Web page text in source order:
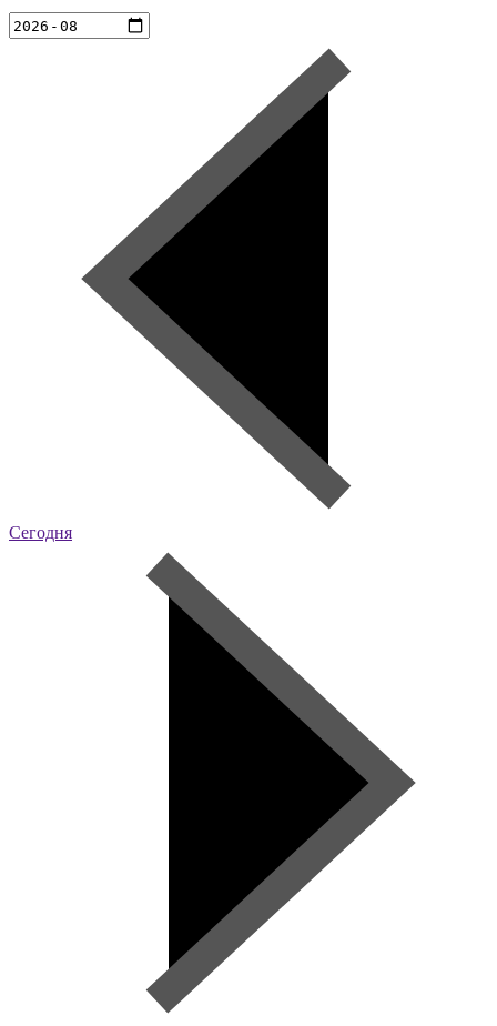
Сегодня